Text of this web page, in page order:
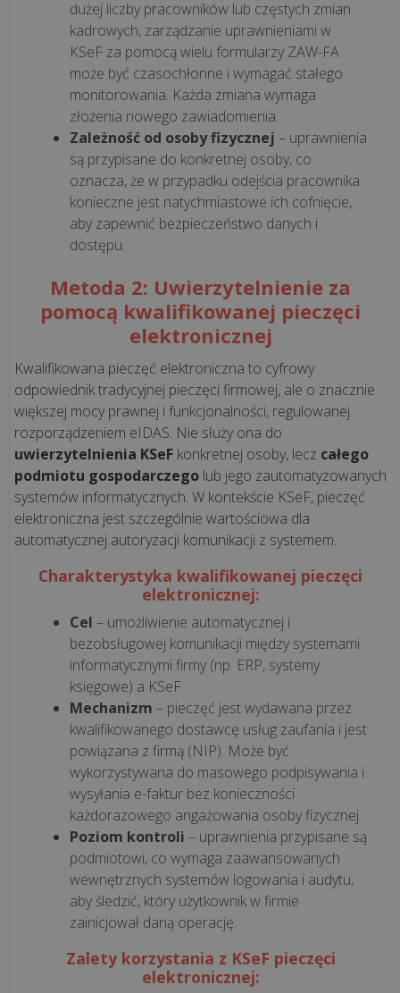
bezpieczny?
odpowie
KSeF?
model
uprawn...
Rewolucja
1
stycznia
2027!
Koniec
paragonów
OPROGRAMOWANIE
WDROŻENIA
dużej liczby pracowników lub częstych zmian
kadrowych, zarządzanie uprawnieniami w
KSeF za pomocą wielu formularzy ZAW-FA
może być czasochłonne i wymagać stałego
monitorowania. Każda zmiana wymaga
złożenia nowego zawiadomienia.
Zależność od osoby fizycznej – uprawnienia
są przypisane do konkretnej osoby, co
oznacza, że w przypadku odejścia pracownika
konieczne jest natychmiastowe ich cofnięcie,
aby zapewnić bezpieczeństwo danych i
dostępu.
Metoda 2: Uwierzytelnienie za
pomocą kwalifikowanej pieczęci
elektronicznej
Kwalifikowana pieczęć elektroniczna to cyfrowy
odpowiednik tradycyjnej pieczęci firmowej, ale o znacznie
większej mocy prawnej i funkcjonalności, regulowanej
rozporządzeniem eIDAS. Nie służy ona do
uwierzytelnienia KSeF konkretnej osoby, lecz całego
podmiotu gospodarczego lub jego zautomatyzowanych
systemów informatycznych. W kontekście KSeF, pieczęć
elektroniczna jest szczególnie wartościowa dla
automatycznej autoryzacji komunikacji z systemem.
Charakterystyka kwalifikowanej pieczęci
elektronicznej:
Cel – umożliwienie automatycznej i
bezobsługowej komunikacji między systemami
informatycznymi firmy (np. ERP, systemy
księgowe) a KSeF.
Mechanizm – pieczęć jest wydawana przez
kwalifikowanego dostawcę usług zaufania i jest
powiązana z firmą (NIP). Może być
wykorzystywana do masowego podpisywania i
wysyłania e-faktur bez konieczności
każdorazowego angażowania osoby fizycznej.
Poziom kontroli – uprawnienia przypisane są
podmiotowi, co wymaga zaawansowanych
wewnętrznych systemów logowania i audytu,
aby śledzić, który użytkownik w firmie
zainicjował daną operację.
Zalety korzystania z KSeF pieczęci
elektronicznej: